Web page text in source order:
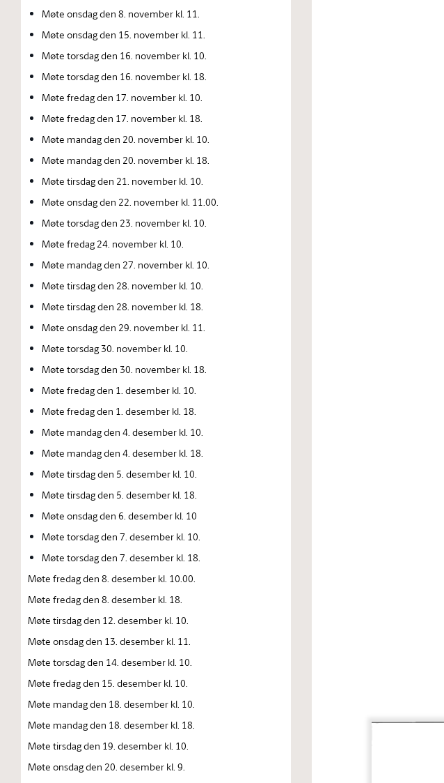
Møte onsdag den 8. november kl. 11.
Møte onsdag den 15. november kl. 11.
Møte torsdag den 16. november kl. 10.
Møte torsdag den 16. november kl. 18.
Møte fredag den 17. november kl. 10.
Møte fredag den 17. november kl. 18.
Møte mandag den 20. november kl. 10.
Møte mandag den 20. november kl. 18.
Møte tirsdag den 21. november kl. 10.
Møte onsdag den 22. november kl. 11.00.
Møte torsdag den 23. november kl. 10.
Møte fredag 24. november kl. 10.
Møte mandag den 27. november kl. 10.
Møte tirsdag den 28. november kl. 10.
Møte tirsdag den 28. november kl. 18.
Møte onsdag den 29. november kl. 11.
Møte torsdag 30. november kl. 10.
Møte torsdag den 30. november kl. 18.
Møte fredag den 1. desember kl. 10.
Møte fredag den 1. desember kl. 18.
Møte mandag den 4. desember kl. 10.
Møte mandag den 4. desember kl. 18.
Møte tirsdag den 5. desember kl. 10.
Møte tirsdag den 5. desember kl. 18.
Møte onsdag den 6. desember kl. 10
Møte torsdag den 7. desember kl. 10.
Møte torsdag den 7. desember kl. 18.
Møte fredag den 8. desember kl. 10.00.
Møte fredag den 8. desember kl. 18.
Møte tirsdag den 12. desember kl. 10.
Møte onsdag den 13. desember kl. 11.
Møte torsdag den 14. desember kl. 10.
Møte fredag den 15. desember kl. 10.
Møte mandag den 18. desember kl. 10.
Møte mandag den 18. desember kl. 18.
Møte tirsdag den 19. desember kl. 10.
Møte onsdag den 20. desember kl. 9.